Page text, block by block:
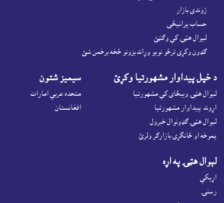
ژوندى بازار
حساب پرانيځى
لېوال هټۍ کې وګټئ
ګډون وکړى ترڅو نويو وړانديزونو څخه برخمن شئ
د خپل پيداوار مشهورتيا وکړئ
لېوال هټۍ ويبځاى کې مشهورتيا
اړوند پيداوار مشهورتيا
لېوال هټۍ ګډونوال خبرول
پموخه او ځانګړى بازارګر ولرئ
سيميز شتون
متحده عربي امارات
افغانستان
لېوال هټۍ په اړه
اړيکې
رسنۍ